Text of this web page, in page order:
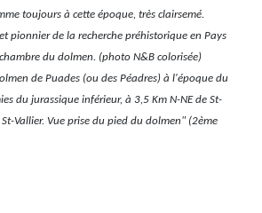
toujours à cette époque, très clairsemé.
pionnier de la recherche préhistorique en Pays
du dolmen. (photo N&B colorisée)
de Puades (ou des Péadres) à l'époque du
du jurassique inférieur, à 3,5 Km N-NE de St-
Vallier. Vue prise du pied du dolmen" (2ème